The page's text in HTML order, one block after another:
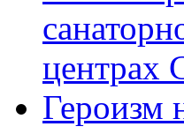
центрах
Героизм